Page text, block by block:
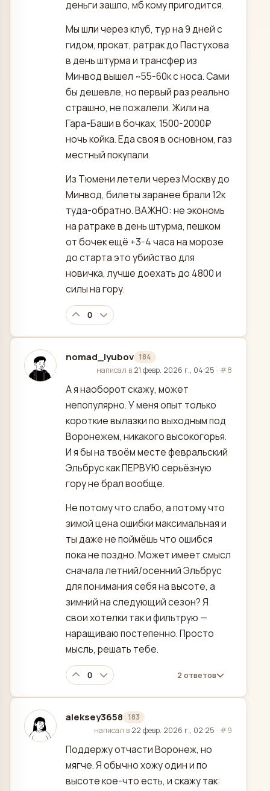
деньги зашло, мб кому пригодится.
Мы шли через клуб, тур на 9 дней с
гидом, прокат, ратрак до Пастухова
в день штурма и трансфер из
Минвод вышел ~55-60к с носа. Сами
бы дешевле, но первый раз реально
страшно, не пожалели. Жили на
Гара-Баши в бочках, 1500-2000₽
ночь койка. Еда своя в основном, газ
местный покупали.
Из Тюмени летели через Москву до
Минвод, билеты заранее брали 12к
туда-обратно. ВАЖНО: не экономь
на ратраке в день штурма, пешком
от бочек ещё +3-4 часа на морозе
до старта это убийство для
новичка, лучше доехать до 4800 и
силы на гору.
0
nomad_lyubov 184
отредактировано
написал в 21 февр. 2026 г., 04:25 · #8
А я наоборот скажу, может
непопулярно. У меня опыт только
короткие вылазки по выходным под
Воронежем, никакого высокогорья.
И я бы на твоём месте февральский
Эльбрус как ПЕРВУЮ серьёзную
гору не брал вообще.
Не потому что слабо, а потому что
зимой цена ошибки максимальная и
ты даже не поймёшь что ошибся
пока не поздно. Может имеет смысл
сначала летний/осенний Эльбрус
для понимания себя на высоте, а
зимний на следующий сезон? Я
свои хотелки так и фильтрую —
наращиваю постепенно. Просто
мысль, решать тебе.
0 2 ответов
aleksey3658 183
отредактировано
написал в 22 февр. 2026 г., 02:25 · #9
Поддержу отчасти Воронеж, но
мягче. Я обычно хожу один и по
высоте кое-что есть, и скажу так: